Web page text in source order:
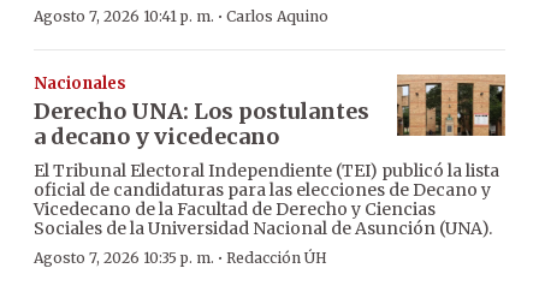
Agosto 7, 2026 10:41 p. m. · Carlos Aquino
Nacionales
Derecho UNA: Los postulantes
a decano y vicedecano
El Tribunal Electoral Independiente (TEI) publicó la lista
oficial de candidaturas para las elecciones de Decano y
Vicedecano de la Facultad de Derecho y Ciencias
Sociales de la Universidad Nacional de Asunción (UNA).
Agosto 7, 2026 10:35 p. m. · Redacción ÚH